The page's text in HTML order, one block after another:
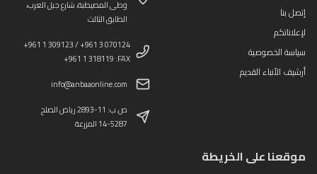
إتصل بنا
لإعلاناتكم
سياسة الخصوصية
أرشيف الأنباء القديم
وطى المصيطبة، شارع جبل العرب،
الطابق الثالث
+961 1 309123 / +961 3 070124
+961 1 318119 :FAX
info@anbaaonline.com
ص.ب: 11-2893 رياض الصلح
14-5287 المزرعة
موقعنا على الخريطة